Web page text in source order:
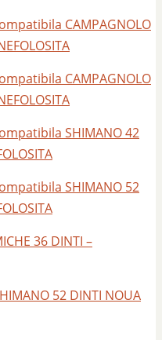
CAMPAGNOLO
CAMPAGNOLO
SHIMANO 42
SHIMANO 52
36 DINTI –
52 DINTI NOUA